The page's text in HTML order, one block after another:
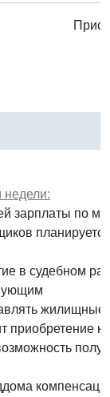
зарплаты по
в судебном
жилищные
приобретение